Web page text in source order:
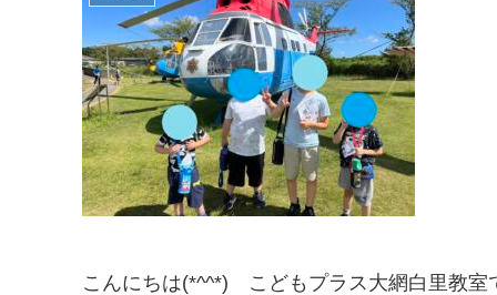
こんにちは(*^^*) こどもプラス大網白里教室